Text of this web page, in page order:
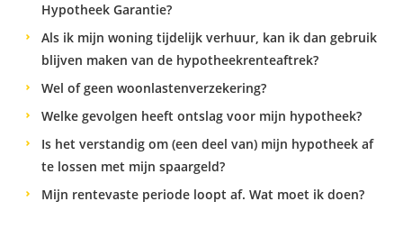
Hypotheek Garantie?
Als ik mijn woning tijdelijk verhuur, kan ik dan gebruik
blijven maken van de hypotheekrenteaftrek?
Wel of geen woonlastenverzekering?
Welke gevolgen heeft ontslag voor mijn hypotheek?
Is het verstandig om (een deel van) mijn hypotheek af
te lossen met mijn spaargeld?
Mijn rentevaste periode loopt af. Wat moet ik doen?